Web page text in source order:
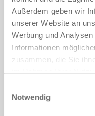
Außerdem geben wir
unserer Website an
Werbung und
Informationen
zusammen, die Sie
Notwendig
국가*
우편번호*
메시지